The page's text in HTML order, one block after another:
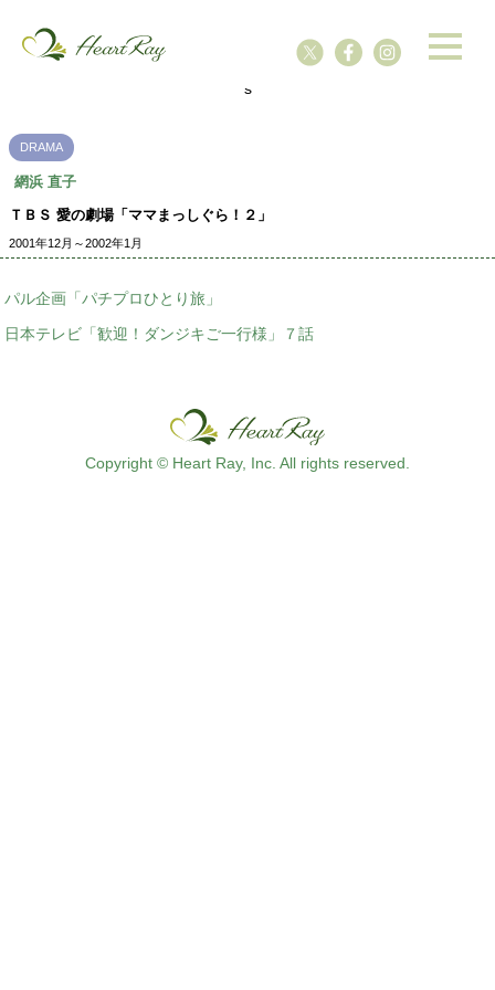
s
DRAMA
網浜 直子
ＴＢＳ 愛の劇場「ママまっしぐら！２」
2001年12月～2002年1月
パル企画「パチプロひとり旅」
日本テレビ「歓迎！ダンジキご一行様」７話
Copyright © Heart Ray, Inc. All rights reserved.